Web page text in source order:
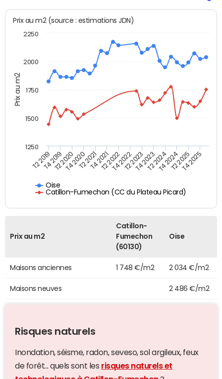
Prix au m2
Prix au m2 (source : estimations JDN)
Oise
Catillon-Fumechon (CC du Plateau Picard)
T2 2019T4 2019T2 2020T4 2020T2 2021T4 2021T2 2022T4 2022T2 2023T4 2023T2 2024T4 2024T2 2025T4 2025
2000
1250
1500
1750
2250
Prix au m2
Catillon-
Fumechon
(60130)
Oise
Maisons anciennes 1 748 €/m2 2 034 €/m2
Maisons neuves 2 486 €/m2
Risques naturels
Inondation, séisme, radon, seveso, sol argileux, feux
de forêt... quels sont les risques naturels et